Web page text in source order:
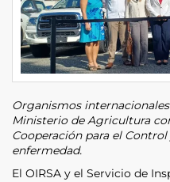
Organismos
Ministerio de Agricultura
Cooperación para el
enfermedad.
El OIRSA y el Servicio de